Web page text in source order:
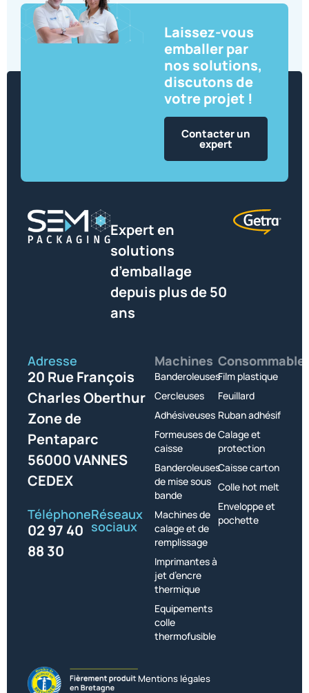
Laissez-vous
emballer par
nos solutions,
discutons de
votre projet !
Contacter un
expert
Expert en
solutions
d’emballage
depuis plus de 50
ans
Adresse
20 Rue François
Charles Oberthur
Zone de
Pentaparc
56000 VANNES
CEDEX
Téléphone
02 97 40
88 30
Réseaux
sociaux
Machines
Banderoleuses
Cercleuses
Adhésiveuses
Formeuses de
caisse
Banderoleuses
de mise sous
bande
Machines de
calage et de
remplissage
Imprimantes à
jet d’encre
thermique
Equipements
colle
thermofusible
Film plastique
Feuillard
Ruban adhésif
Calage et
protection
Caisse carton
Colle hot melt
Enveloppe et
pochette
Mentions légales